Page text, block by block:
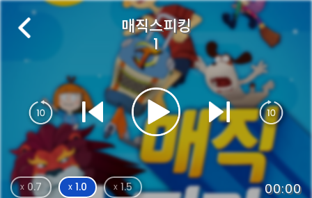
매직스피킹
1
x 0.7 x 1.0 x 1.5 00:00